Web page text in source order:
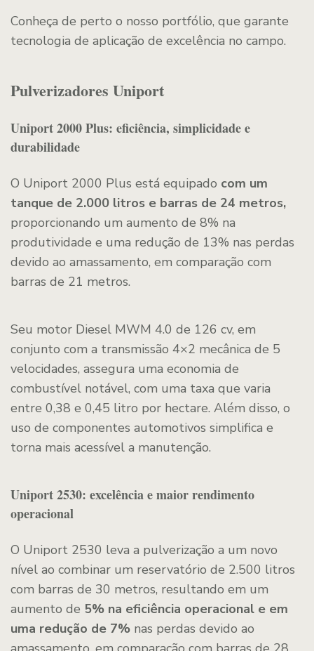
Conheça de perto o nosso portfólio, que garante
tecnologia de aplicação de excelência no campo.
Pulverizadores Uniport
Uniport 2000 Plus: eficiência, simplicidade e
durabilidade
O Uniport 2000 Plus está equipado com um
tanque de 2.000 litros e barras de 24 metros,
proporcionando um aumento de 8% na
produtividade e uma redução de 13% nas perdas
devido ao amassamento, em comparação com
barras de 21 metros.
Seu motor Diesel MWM 4.0 de 126 cv, em
conjunto com a transmissão 4×2 mecânica de 5
velocidades, assegura uma economia de
combustível notável, com uma taxa que varia
entre 0,38 e 0,45 litro por hectare. Além disso, o
uso de componentes automotivos simplifica e
torna mais acessível a manutenção.
Uniport 2530: excelência e maior rendimento
operacional
O Uniport 2530 leva a pulverização a um novo
nível ao combinar um reservatório de 2.500 litros
com barras de 30 metros, resultando em um
aumento de 5% na eficiência operacional e em
uma redução de 7% nas perdas devido ao